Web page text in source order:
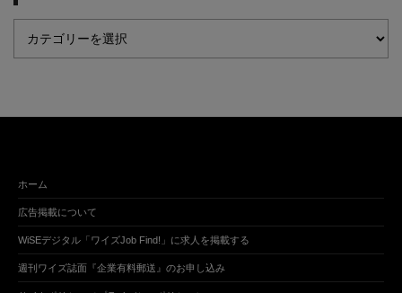
ホーム
広告掲載について
WiSEデジタル「ワイズJob Find!」に求人を掲載する
週刊ワイズ誌面『企業有料郵送』のお申し込み